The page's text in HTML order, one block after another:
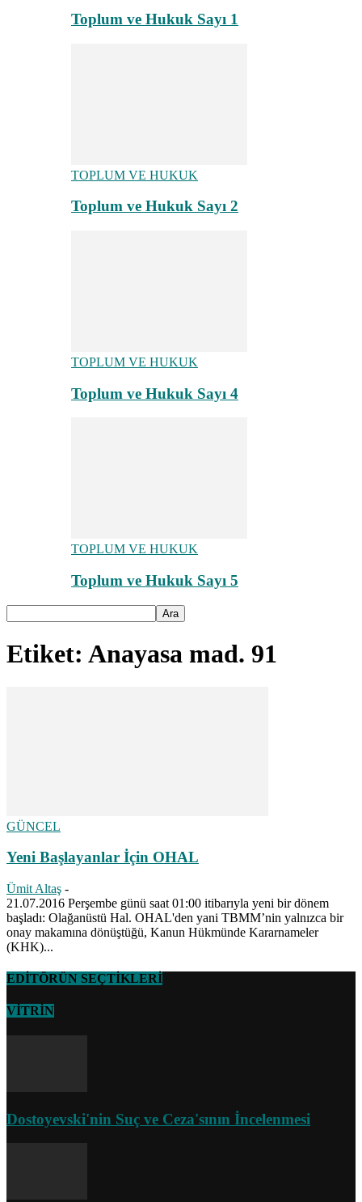
Toplum ve Hukuk Sayı 1
TOPLUM VE HUKUK
Toplum ve Hukuk Sayı 2
TOPLUM VE HUKUK
Toplum ve Hukuk Sayı 4
TOPLUM VE HUKUK
Toplum ve Hukuk Sayı 5
Etiket: Anayasa mad. 91
GÜNCEL
Yeni Başlayanlar İçin OHAL
Ümit Altaş -
21.07.2016 Perşembe günü saat 01:00 itibarıyla yeni bir dönem
başladı: Olağanüstü Hal. OHAL'den yani TBMM’nin yalnızca bir
onay makamına dönüştüğü, Kanun Hükmünde Kararnameler
(KHK)...
EDİTÖRÜN SEÇTİKLERİ
VİTRİN
Dostoyevski'nin Suç ve Ceza'sının İncelenmesi